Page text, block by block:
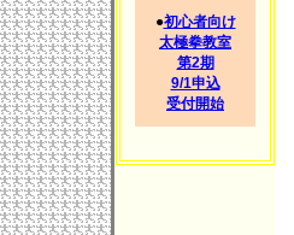
●初心者向け
太極拳教室
第2期
9/1申込
受付開始